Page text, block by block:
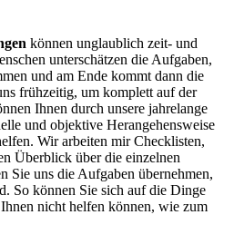
können unglaublich zeit- und
unterschätzen die Aufgaben,
und am Ende kommt dann die
frühzeitig, um komplett auf der
Ihnen durch unsere jahrelange
und objektive Herangehensweise
Wir arbeiten mir Checklisten,
Überblick über die einzelnen
Sie uns die Aufgaben übernehmen,
So können Sie sich auf die Dinge
nicht helfen können, wie zum